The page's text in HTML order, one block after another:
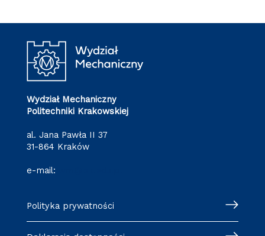
Wydział Mechaniczny
Politechniki Krakowskiej
al. Jana Pawła II 37
31-864 Kraków
e-mail:
Polityka prywatności